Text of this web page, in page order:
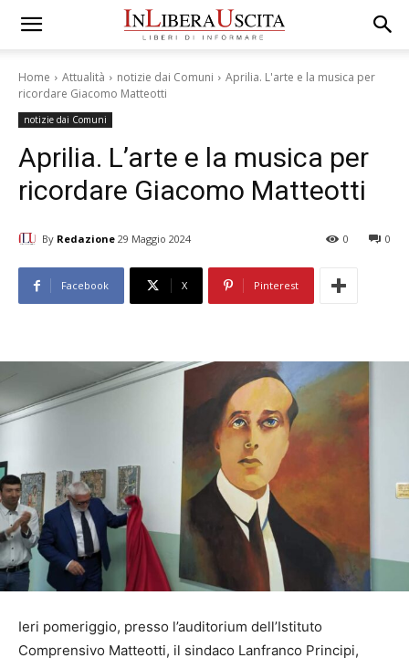
Home Attualità notizie dai Comuni
Aprilia. L'arte e la musica per
ricordare Giacomo Matteotti
notizie dai Comuni
Aprilia. L’arte e la musica per
ricordare Giacomo Matteotti
By Redazione 29 Maggio 2024 0
0
Facebook X Pinterest
Ieri pomeriggio, presso l’auditorium dell’Istituto
Comprensivo Matteotti, il sindaco Lanfranco Principi,